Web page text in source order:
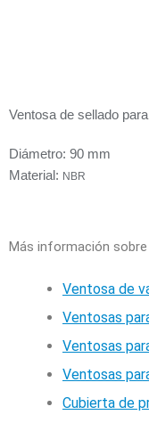
Ventosa de sellado
Diámetro: 90 mm
Material: NBR
Más información
Ventosa de
Ventosas
Ventosas
Ventosas
Cubierta de